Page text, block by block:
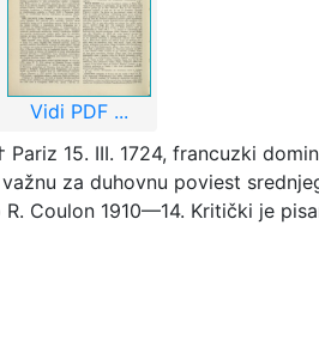
Vidi PDF ...
Pariz 15. III. 1724, francuzki
za duhovnu poviest
Coulon 1910—14. Kritički je